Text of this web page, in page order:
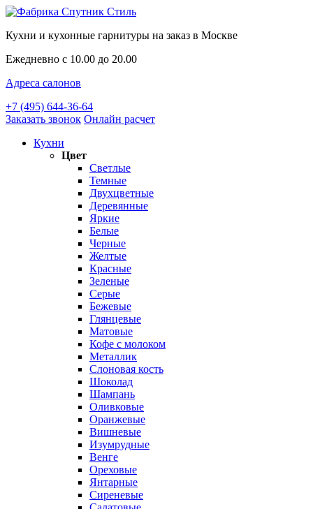
Кухни и кухонные гарнитуры на заказ в Москве
Ежедневно с 10.00 до 20.00
Адреса салонов
+7 (495) 644-36-64
Заказать звонок Онлайн расчет
Кухни
Цвет
Светлые
Темные
Двухцветные
Деревянные
Яркие
Белые
Черные
Желтые
Красные
Зеленые
Серые
Бежевые
Глянцевые
Матовые
Кофе с молоком
Металлик
Слоновая кость
Шоколад
Шампань
Оливковые
Оранжевые
Вишневые
Изумрудные
Венге
Ореховые
Янтарные
Сиреневые